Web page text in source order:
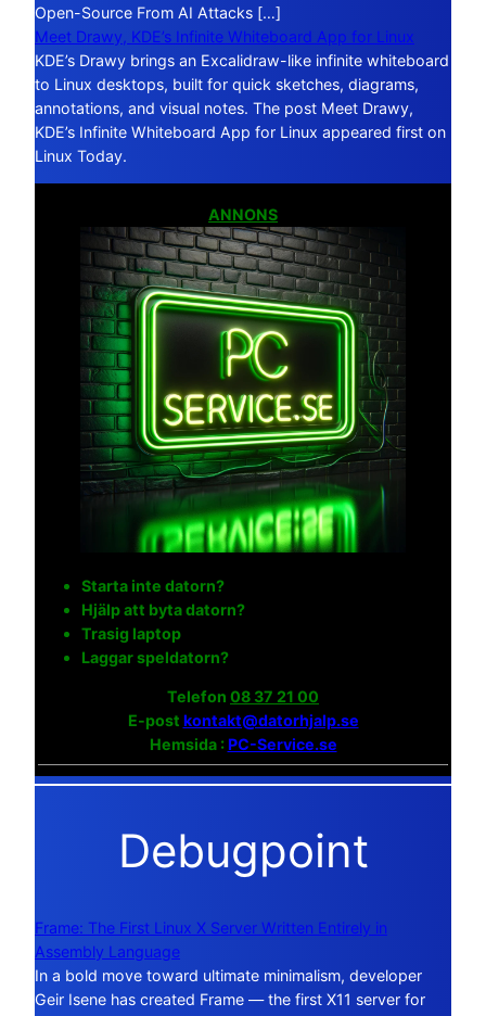
Open-Source From AI Attacks […]
Meet Drawy, KDE’s Infinite Whiteboard App for Linux
KDE’s Drawy brings an Excalidraw-like infinite whiteboard
to Linux desktops, built for quick sketches, diagrams,
annotations, and visual notes. The post Meet Drawy,
KDE’s Infinite Whiteboard App for Linux appeared first on
Linux Today.
ANNONS
Starta inte datorn?
Hjälp att byta datorn?
Trasig laptop
Laggar speldatorn?
Telefon 08 37 21 00
E-post kontakt@datorhjalp.se
Hemsida :PC-Service.se
Debugpoint
Frame: The First Linux X Server Written Entirely in
Assembly Language
In a bold move toward ultimate minimalism, developer
Geir Isene has created Frame — the first X11 server for